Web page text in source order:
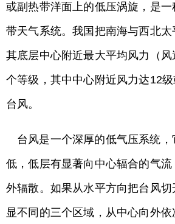
或副热带洋面上的低压涡旋，是
带天气系统。我国把南海与西北
其底层中心附近最大平均风力（
个等级，其中中心附近风力达12
台风。
台风是一个深厚的低气压系统
低，低层有显著向中心辐合的气流
外辐散。如果从水平方向把台风切
显不同的三个区域，从中心向外依